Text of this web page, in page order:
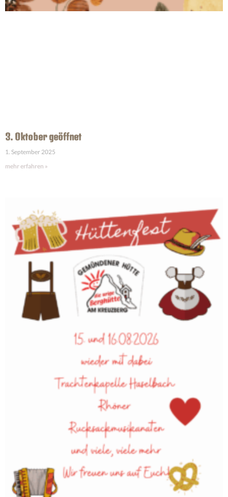
3. Oktober geöffnet
1. September 2025
mehr erfahren »